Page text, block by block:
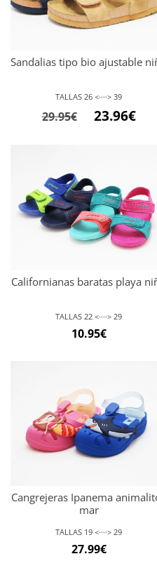
Sandalias tipo bio ajustable
TALLAS 26 <····> 39
29.95€
El
29.95€.
23.96€El
Californianas baratas playa
TALLAS 22 <····> 29
10.95€
Cangrejeras Ipanema
mar
TALLAS 19 <····> 29
27.99€